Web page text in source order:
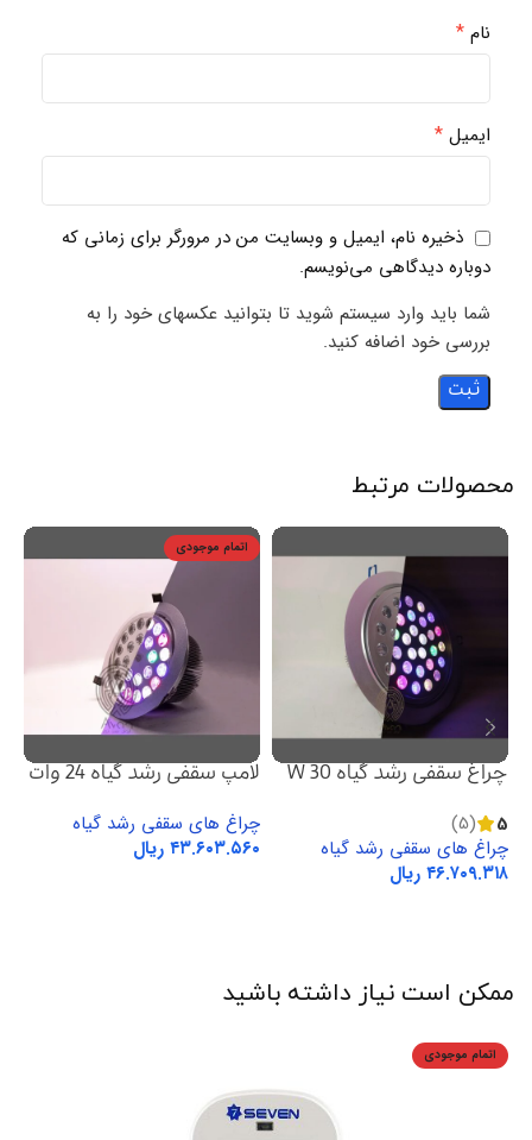
نام *
ایمیل *
ذخیره نام، ایمیل و وبسایت من در مرورگر برای زمانی که
دوباره دیدگاهی می‌نویسم.
شما باید وارد سیستم شوید تا بتوانید عکسهای خود را به
بررسی خود اضافه کنید.
محصولات مرتبط
چراغ سقفی رشد گیاه 30 W
5
(5)
چراغ های سقفی رشد گیاه
ریال
اتمام موجودی
لامپ سقفی رشد گیاه 24 وات
چراغ های سقفی رشد گیاه
ریال
ممکن است نیاز داشته باشید
اتمام موجودی